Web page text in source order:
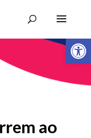
Abrir
ao